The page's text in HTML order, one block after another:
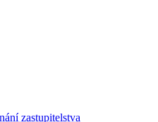
zastupitelstva